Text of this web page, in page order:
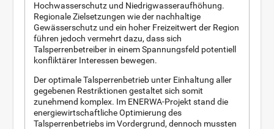
Hochwasserschutz und Niedrigwasseraufhöhung.
Regionale Zielsetzungen wie der nachhaltige
Gewässerschutz und ein hoher Freizeitwert der Region
führen jedoch vermehrt dazu, dass sich
Talsperrenbetreiber in einem Spannungsfeld potentiell
konfliktärer Interessen bewegen.
Der optimale Talsperrenbetrieb unter Einhaltung aller
gegebenen Restriktionen gestaltet sich somit
zunehmend komplex. Im ENERWA-Projekt stand die
energiewirtschaftliche Optimierung des
Talsperrenbetriebs im Vordergrund, dennoch mussten